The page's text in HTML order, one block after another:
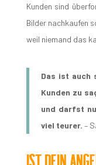
Kunden sind
Bilder nachkaufen
weil niemand das
Das ist auch
Kunden zu
und darfst
viel teurer. –
Ist dein